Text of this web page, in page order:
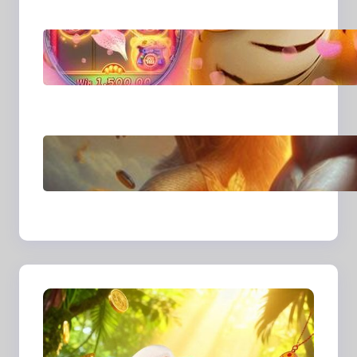
MajalahPotretIndones
ia dan Cara Baru
Merekam Cerita dari
Transformasi Media
Visual di Era Digital:
Bagaimana Fotografi
Membentuk Cara Kita